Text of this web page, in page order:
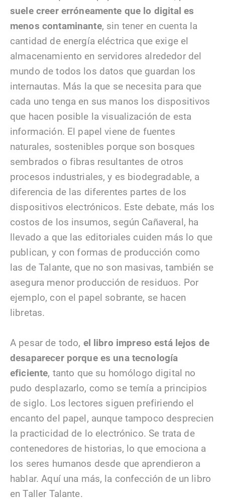
suele creer erróneamente que lo digital es
menos contaminante, sin tener en cuenta la
cantidad de energía eléctrica que exige el
almacenamiento en servidores alrededor del
mundo de todos los datos que guardan los
internautas. Más la que se necesita para que
cada uno tenga en sus manos los dispositivos
que hacen posible la visualización de esta
información. El papel viene de fuentes
naturales, sostenibles porque son bosques
sembrados o fibras resultantes de otros
procesos industriales, y es biodegradable, a
diferencia de las diferentes partes de los
dispositivos electrónicos. Este debate, más los
costos de los insumos, según Cañaveral, ha
llevado a que las editoriales cuiden más lo que
publican, y con formas de producción como
las de Talante, que no son masivas, también se
asegura menor producción de residuos. Por
ejemplo, con el papel sobrante, se hacen
libretas.
A pesar de todo, el libro impreso está lejos de
desaparecer porque es una tecnología
eficiente, tanto que su homólogo digital no
pudo desplazarlo, como se temía a principios
de siglo. Los lectores siguen prefiriendo el
encanto del papel, aunque tampoco desprecien
la practicidad de lo electrónico. Se trata de
contenedores de historias, lo que emociona a
los seres humanos desde que aprendieron a
hablar. Aquí una más, la confección de un libro
en Taller Talante.